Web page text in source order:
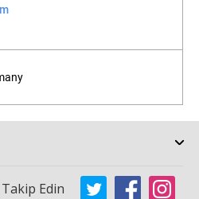
Australia
Edin